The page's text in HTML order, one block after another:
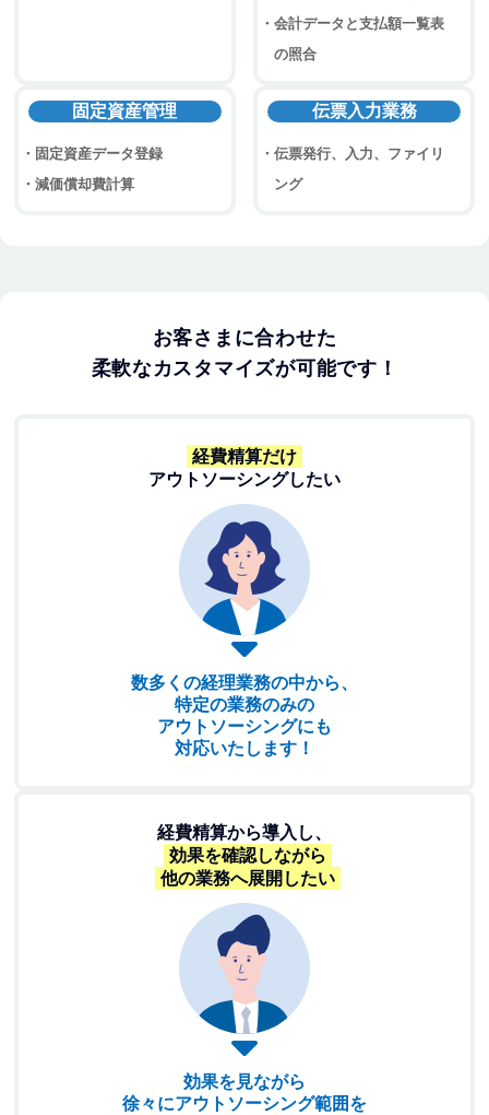
会計データと支払額一覧表
の照合
固定資産管理
固定資産データ登録
減価償却費計算
伝票入力業務
伝票発行、入力、ファイリ
ング
お客さまに合わせた
柔軟なカスタマイズが可能です！
経費精算だけ
アウトソーシングしたい
数多くの経理業務の中から、
特定の業務のみの
アウトソーシングにも
対応いたします！
経費精算から導入し、
効果を確認しながら
他の業務へ展開したい
効果を見ながら
徐々にアウトソーシング範囲を